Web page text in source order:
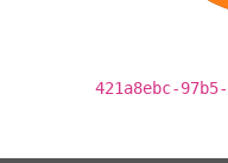
421a8ebc-